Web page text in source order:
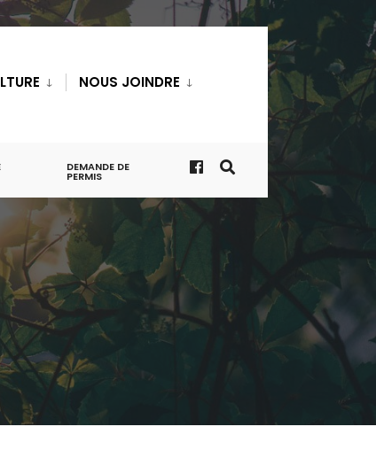
NOUS JOINDRE
DEMANDE DE
PERMIS